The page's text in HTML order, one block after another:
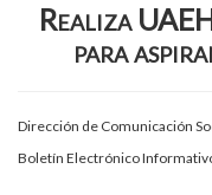
Patronato
Publicaciones en línea
Acreditación Internacional
Realiza
para
Dirección de Comunicación
Boletín Electrónico